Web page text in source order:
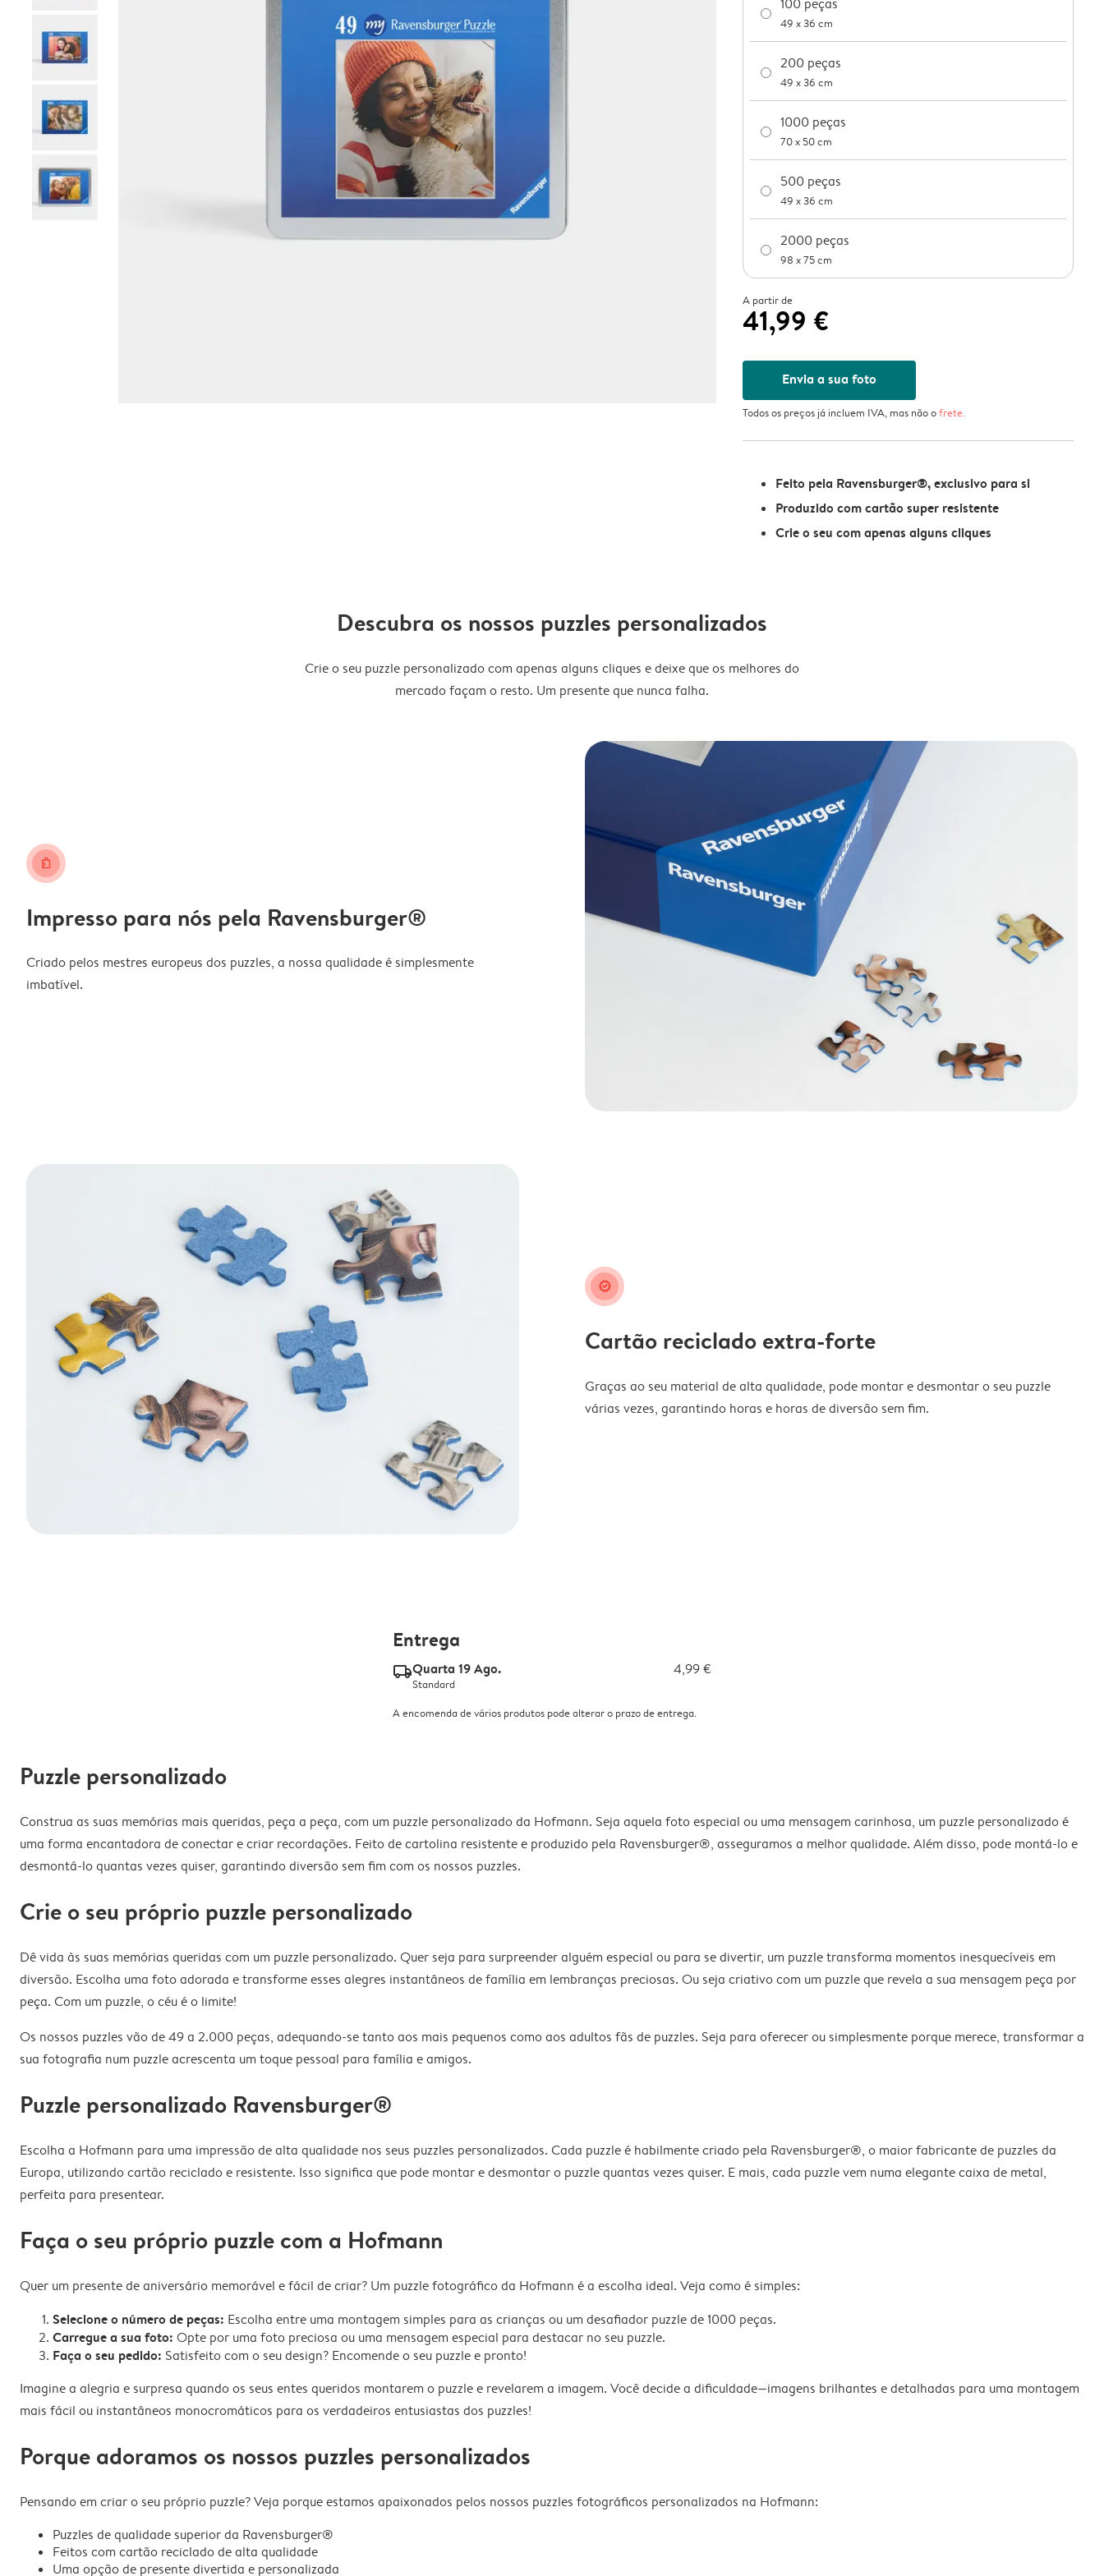
100 peças
49 x 36 cm
200 peças
49 x 36 cm
1000 peças
70 x 50 cm
500 peças
49 x 36 cm
2000 peças
98 x 75 cm
A partir de
41,99 €
Envia a sua foto
Todos os preços já incluem IVA, mas não ofrete.
Feito pela Ravensburger®, exclusivo para si
Produzido com cartão super resistente
Crie o seu com apenas alguns cliques
Descubra os nossos puzzles personalizados
Crie o seu puzzle personalizado com apenas alguns cliques e deixe que os melhores do
mercado façam o resto. Um presente que nunca falha.
puzzle
Impresso para nós pela Ravensburger®
Criado pelos mestres europeus dos puzzles, a nossa qualidade é simplesmente
imbatível.
guarantee
Cartão reciclado extra-forte
Graças ao seu material de alta qualidade, pode montar e desmontar o seu puzzle
várias vezes, garantindo horas e horas de diversão sem fim.
Entrega
delivery_standard_v2Quarta 19 Ago. 4,99 €
Standard
A encomenda de vários produtos pode alterar o prazo de entrega.
Puzzle personalizado
Construa as suas memórias mais queridas, peça a peça, com um puzzle personalizado da Hofmann. Seja aquela foto especial ou uma mensagem carinhosa, um puzzle personalizado é
uma forma encantadora de conectar e criar recordações. Feito de cartolina resistente e produzido pela Ravensburger®, asseguramos a melhor qualidade. Além disso, pode montá-lo e
desmontá-lo quantas vezes quiser, garantindo diversão sem fim com os nossos puzzles.
Crie o seu próprio puzzle personalizado
Dê vida às suas memórias queridas com um puzzle personalizado. Quer seja para surpreender alguém especial ou para se divertir, um puzzle transforma momentos inesquecíveis em
diversão. Escolha uma foto adorada e transforme esses alegres instantâneos de família em lembranças preciosas. Ou seja criativo com um puzzle que revela a sua mensagem peça por
peça. Com um puzzle, o céu é o limite!
Os nossos puzzles vão de 49 a 2.000 peças, adequando-se tanto aos mais pequenos como aos adultos fãs de puzzles. Seja para oferecer ou simplesmente porque merece, transformar a
sua fotografia num puzzle acrescenta um toque pessoal para família e amigos.
Puzzle personalizado Ravensburger®
Escolha a Hofmann para uma impressão de alta qualidade nos seus puzzles personalizados. Cada puzzle é habilmente criado pela Ravensburger®, o maior fabricante de puzzles da
Europa, utilizando cartão reciclado e resistente. Isso significa que pode montar e desmontar o puzzle quantas vezes quiser. E mais, cada puzzle vem numa elegante caixa de metal,
perfeita para presentear.
Faça o seu próprio puzzle com a Hofmann
Quer um presente de aniversário memorável e fácil de criar? Um puzzle fotográfico da Hofmann é a escolha ideal. Veja como é simples:
Selecione o número de peças: Escolha entre uma montagem simples para as crianças ou um desafiador puzzle de 1000 peças.
Carregue a sua foto: Opte por uma foto preciosa ou uma mensagem especial para destacar no seu puzzle.
Faça o seu pedido: Satisfeito com o seu design? Encomende o seu puzzle e pronto!
Imagine a alegria e surpresa quando os seus entes queridos montarem o puzzle e revelarem a imagem. Você decide a dificuldade—imagens brilhantes e detalhadas para uma montagem
mais fácil ou instantâneos monocromáticos para os verdadeiros entusiastas dos puzzles!
Porque adoramos os nossos puzzles personalizados
Pensando em criar o seu próprio puzzle? Veja porque estamos apaixonados pelos nossos puzzles fotográficos personalizados na Hofmann:
Puzzles de qualidade superior da Ravensburger®
Feitos com cartão reciclado de alta qualidade
Uma opção de presente divertida e personalizada